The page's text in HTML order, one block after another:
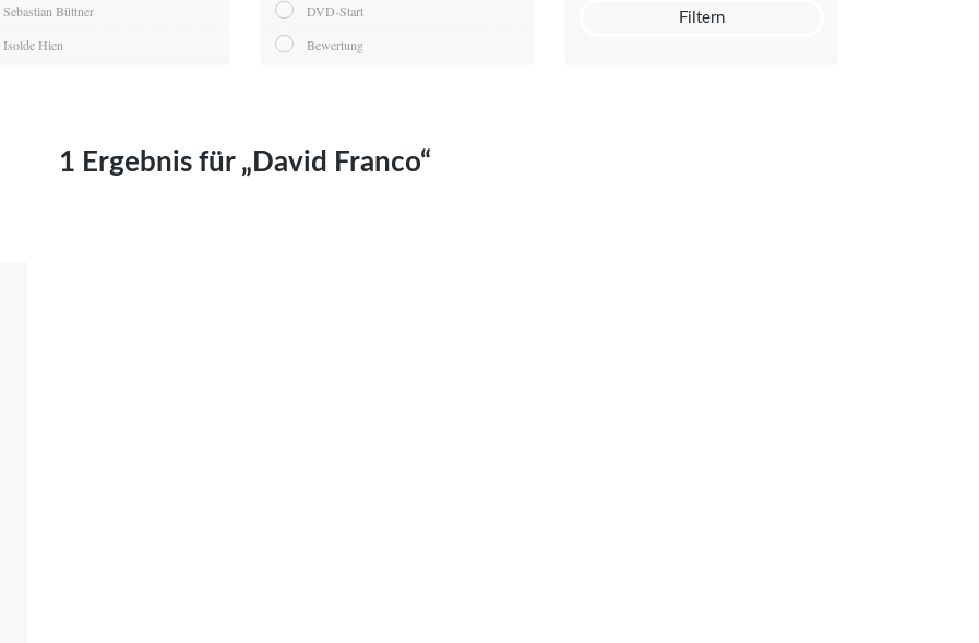
Sebastian Büttner
Isolde Hien
DVD-Start
Bewertung
Filtern
1 Ergebnis für „David Franco“